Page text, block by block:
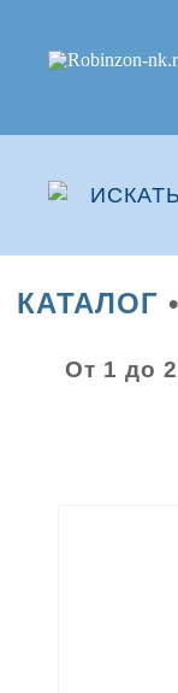
КАТАЛОГ •
От 1 до